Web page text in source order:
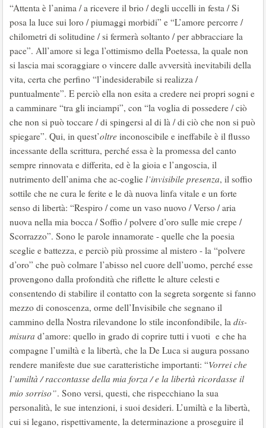
“Attenta è l’anima / a ricevere il brio / degli uccelli in festa / Si
posa la luce sui loro / piumaggi morbidi” e “L’amore percorre /
chilometri di solitudine / si fermerà soltanto / per abbracciare la
pace”. All’amore si lega l’ottimismo della Poetessa, la quale non
si lascia mai scoraggiare o vincere dalle avversità inevitabili della
vita, certa che perfino “l’indesiderabile si realizza /
puntualmente”. E perciò ella non esita a credere nei propri sogni e
a camminare “tra gli inciampi”, con “la voglia di possedere / ciò
che non si può toccare / di spingersi al di là / di ciò che non si può
spiegare”. Qui, in quest’oltre inconoscibile e ineffabile è il flusso
incessante della scrittura, perché essa è la promessa del canto
sempre rinnovata e differita, ed è la gioia e l’angoscia, il
nutrimento dell’anima che ac-coglie l’invisibile presenza, il soffio
sottile che ne cura le ferite e le dà nuova linfa vitale e un forte
senso di libertà: “Respiro / come un vaso nuovo / Verso / aria
nuova nella mia bocca / Soffio / polvere d’oro sulle mie crepe /
Scorrazzo”. Sono le parole innamorate - quelle che la poesia
sceglie e battezza, e perciò più prossime al mistero - la “polvere
d’oro” che può colmare l’abisso nel cuore dell’uomo, perché esse
provengono dalla profondità che riflette le alture celesti e
consentendo di stabilire il contatto con la segreta sorgente si fanno
mezzo di conoscenza, orme dell’Invisibile che segnano il
cammino della Nostra rilevandone lo stile inconfondibile, la dis-
misura d’amore: quello in grado di coprire tutti i vuoti e che ha
compagne l’umiltà e la libertà, che la De Luca si augura possano
rendere manifeste due sue caratteristiche importanti: “Vorrei che
l’umiltà / raccontasse della mia forza / e la libertà ricordasse il
mio sorriso”. Sono versi, questi, che rispecchiano la sua
personalità, le sue intenzioni, i suoi desideri. L’umiltà e la libertà,
cui si legano, rispettivamente, la determinazione a proseguire il